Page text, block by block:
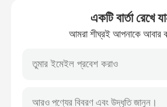
একটি বার্তা রেখে
বৈদ্যুতিক যানবাহন গাড়ি
পেট্রোলের গাড়ি
একটি বার্তা রেখে
আমরা শীঘ্রই আপনাকে আবার